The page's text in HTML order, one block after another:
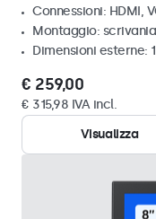
Connessioni: HDMI,
Montaggio:
Dimensioni esterne:
€ 259,00
€ 315,98 IVA incl.
Visualizza